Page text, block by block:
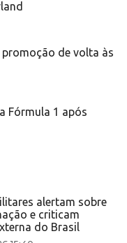
de volta às
Fórmula 1 após
alertam sobre
e criticam
do Brasil